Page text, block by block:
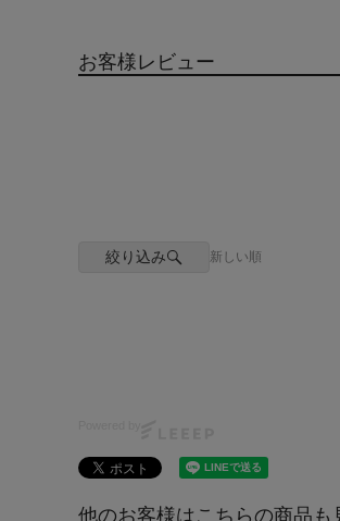
お客様レビュー
絞り込み 新しい順
他のお客様はこちらの商品も